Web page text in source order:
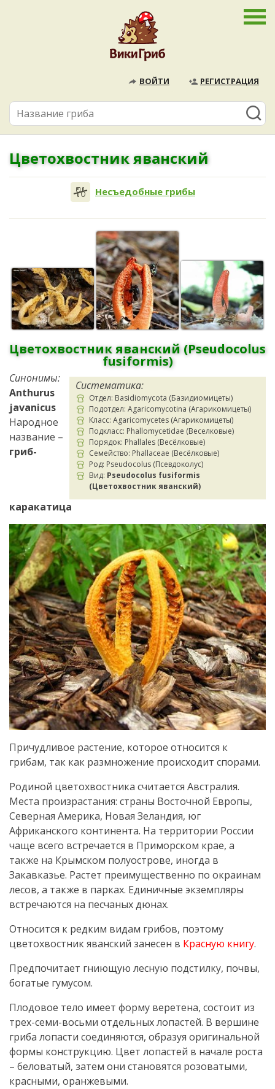
ВОЙТИ РЕГИСТРАЦИЯ
Цветохвостник яванский
Несъедобные грибы
Цветохвостник яванский (Pseudocolus
fusiformis)
Систематика:
Отдел: Basidiomycota (Базидиомицеты)
Подотдел: Agaricomycotina (Агарикомицеты)
Класс: Agaricomycetes (Агарикомицеты)
Подкласс: Phallomycetidae (Веселковые)
Порядок: Phallales (Весёлковые)
Семейство: Phallaceae (Весёлковые)
Род: Pseudocolus (Псевдоколус)
Вид: Pseudocolus fusiformis
(Цветохвостник яванский)
Синонимы:
Anthurus
javanicus
Народное
название –
гриб-
каракатица
Причудливое растение, которое относится к
грибам, так как размножение происходит спорами.
Родиной цветохвостника считается Австралия.
Места произрастания: страны Восточной Европы,
Северная Америка, Новая Зеландия, юг
Африканского континента. На территории России
чаще всего встречается в Приморском крае, а
также на Крымском полуострове, иногда в
Закавказье. Растет преимущественно по окраинам
лесов, а также в парках. Единичные экземпляры
встречаются на песчаных дюнах.
Относится к редким видам грибов, поэтому
цветохвостник яванский занесен в Красную книгу.
Предпочитает гниющую лесную подстилку, почвы,
богатые гумусом.
Плодовое тело имеет форму веретена, состоит из
трех-семи-восьми отдельных лопастей. В вершине
гриба лопасти соединяются, образуя оригинальной
формы конструкцию. Цвет лопастей в начале роста
– беловатый, затем они становятся розоватыми,
красными, оранжевыми.